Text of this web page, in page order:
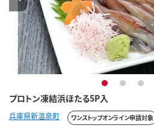
プロトン凍結浜ほたる5P入
1 2 3
兵庫県新温泉町 ワンストップオンライン申請対象